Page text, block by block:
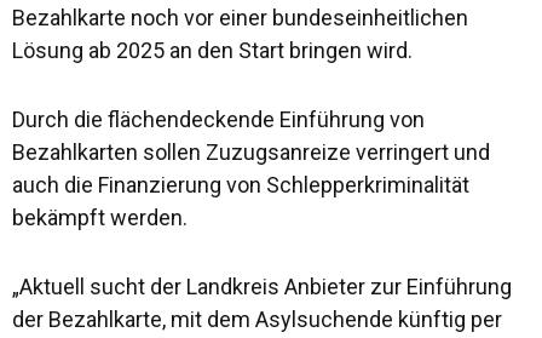
Bezahlkarte noch vor einer bundeseinheitlichen
Lösung ab 2025 an den Start bringen wird.
Durch die flächendeckende Einführung von
Bezahlkarten sollen Zuzugsanreize verringert und
auch die Finanzierung von Schlepperkriminalität
bekämpft werden.
„Aktuell sucht der Landkreis Anbieter zur Einführung
der Bezahlkarte, mit dem Asylsuchende künftig per